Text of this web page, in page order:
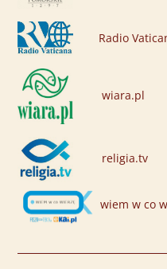
Radio
wiara.pl
religia.tv
wiem w co